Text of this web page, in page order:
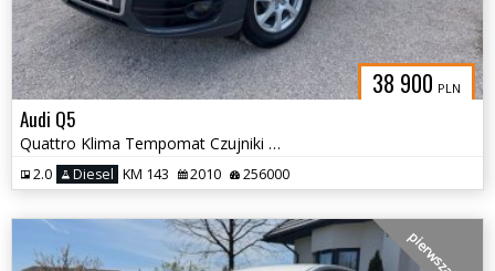
38 900 PLN
Audi Q5
Quattro Klima Tempomat Czujniki Hak
2.0 Diesel KM 143 2010 256000